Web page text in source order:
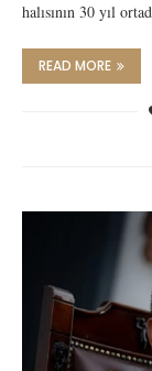
halısının 30 yıl
READ MORE